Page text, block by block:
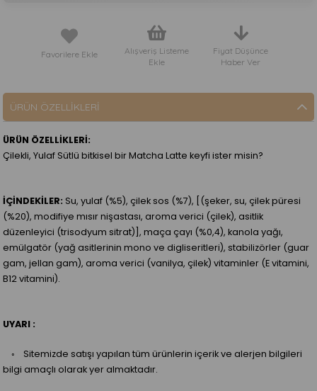
Favorilere Ekle
Alışveriş Listeme
Ekle
Fiyat Düşünce
Haber Ver
ÜRÜN ÖZELLIKLERI
ÜRÜN ÖZELLİKLERİ:
Çilekli, Yulaf Sütlü bitkisel bir Matcha Latte keyfi ister misin?
İÇİNDEKİLER: Su, yulaf (%5), çilek sos (%7), [(şeker, su, çilek püresi
(%20), modifiye mısır nişastası, aroma verici (çilek), asitlik
düzenleyici (trisodyum sitrat)], maça çayı (%0,4), kanola yağı,
emülgatör (yağ asitlerinin mono ve digliseritleri), stabilizörler (guar
gam, jellan gam), aroma verici (vanilya, çilek) vitaminler (E vitamini,
B12 vitamini).
UYARI :
◦ Sitemizde satışı yapılan tüm ürünlerin içerik ve alerjen bilgileri
bilgi amaçlı olarak yer almaktadır.